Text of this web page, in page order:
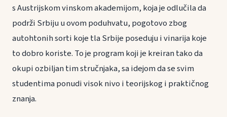
s Austrijskom vinskom akademijom, koja je odlučila da
podrži Srbiju u ovom poduhvatu, pogotovo zbog
autohtonih sorti koje tla Srbije poseduju i vinarija koje
to dobro koriste. To je program koji je kreiran tako da
okupi ozbiljan tim stručnjaka, sa idejom da se svim
studentima ponudi visok nivo i teorijskog i praktičnog
znanja.